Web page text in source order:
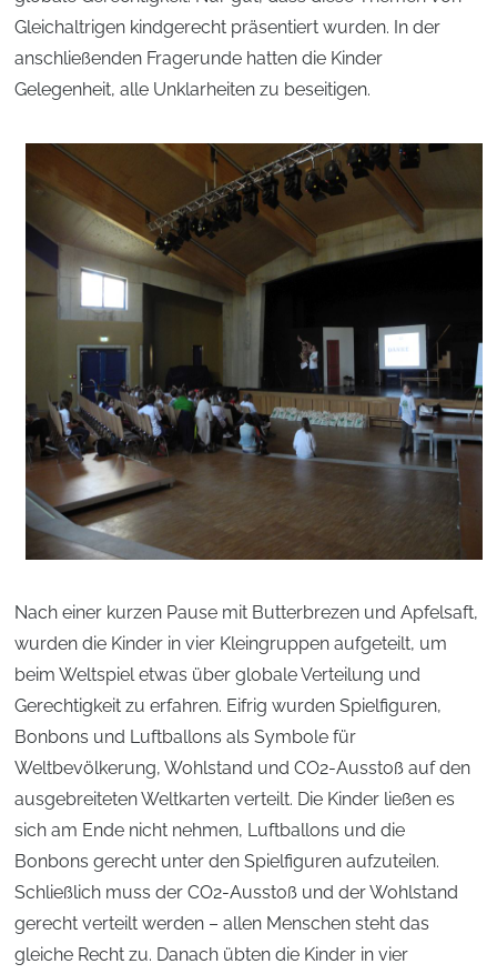
Gleichaltrigen kindgerecht präsentiert wurden. In der
anschließenden Fragerunde hatten die Kinder
Gelegenheit, alle Unklarheiten zu beseitigen.
Nach einer kurzen Pause mit Butterbrezen und Apfelsaft,
wurden die Kinder in vier Kleingruppen aufgeteilt, um
beim Weltspiel etwas über globale Verteilung und
Gerechtigkeit zu erfahren. Eifrig wurden Spielfiguren,
Bonbons und Luftballons als Symbole für
Weltbevölkerung, Wohlstand und CO2-Ausstoß auf den
ausgebreiteten Weltkarten verteilt. Die Kinder ließen es
sich am Ende nicht nehmen, Luftballons und die
Bonbons gerecht unter den Spielfiguren aufzuteilen.
Schließlich muss der CO2-Ausstoß und der Wohlstand
gerecht verteilt werden – allen Menschen steht das
gleiche Recht zu. Danach übten die Kinder in vier